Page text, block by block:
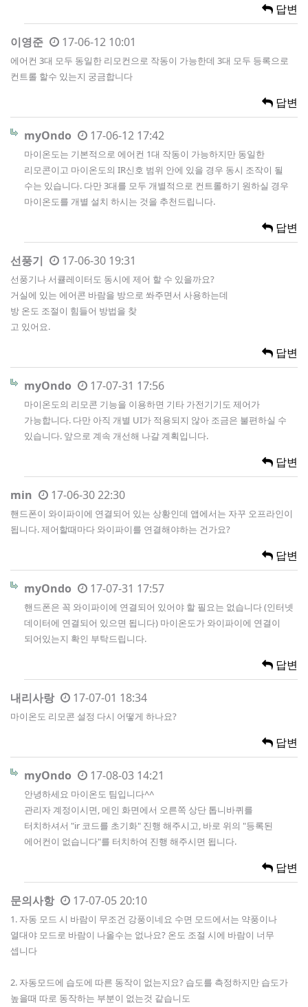
답변
이영준 17-06-12 10:01
에어컨 3대 모두 동일한 리모컨으로 작동이 가능한데 3대 모두 등록으로
컨트롤 할수 있는지 궁금합니다
답변
myOndo 17-06-12 17:42
마이온도는 기본적으로 에어컨 1대 작동이 가능하지만 동일한
리모콘이고 마이온도의 IR신호 범위 안에 있을 경우 동시 조작이 될
수는 있습니다. 다만 3대를 모두 개별적으로 컨트롤하기 원하실 경우
마이온도를 개별 설치 하시는 것을 추천드립니다.
답변
선풍기 17-06-30 19:31
선풍기나 서큘레이터도 동시에 제어 할 수 있을까요?
거실에 있는 에어콘 바람을 방으로 쏴주면서 사용하는데
방 온도 조절이 힘들어 방법을 찾
고 있어요.
답변
myOndo 17-07-31 17:56
마이온도의 리모콘 기능을 이용하면 기타 가전기기도 제어가
가능합니다. 다만 아직 개별 UI가 적용되지 않아 조금은 불편하실 수
있습니다. 앞으로 계속 개선해 나갈 계획입니다.
답변
min 17-06-30 22:30
핸드폰이 와이파이에 연결되어 있는 상황인데 앱에서는 자꾸 오프라인이
됩니다. 제어할때마다 와이파이를 연결해야하는 건가요?
답변
myOndo 17-07-31 17:57
핸드폰은 꼭 와이파이에 연결되어 있어야 할 필요는 없습니다 (인터넷
데이터에 연결되어 있으면 됩니다) 마이온도가 와이파이에 연결이
되어있는지 확인 부탁드립니다.
답변
내리사랑 17-07-01 18:34
마이온도 리모콘 설정 다시 어떻게 하나요?
답변
myOndo 17-08-03 14:21
안녕하세요 마이온도 팀입니다^^
관리자 계정이시면, 메인 화면에서 오른쪽 상단 톱니바퀴를
터치하셔서 "ir 코드를 초기화" 진행 해주시고, 바로 위의 "등록된
에어컨이 없습니다"를 터치하여 진행 해주시면 됩니다.
답변
문의사항 17-07-05 20:10
1. 자동 모드 시 바람이 무조건 강풍이네요 수면 모드에서는 약풍이나
열대야 모드로 바람이 나올수는 없나요? 온도 조절 시에 바람이 너무
셉니다
2. 자동모드에 습도에 따른 동작이 없는지요? 습도를 측정하지만 습도가
높을때 따로 동작하는 부분이 없는것 같습니도